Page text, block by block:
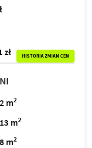
zł HISTORIA ZMIAN CEN
m2
m2
m2